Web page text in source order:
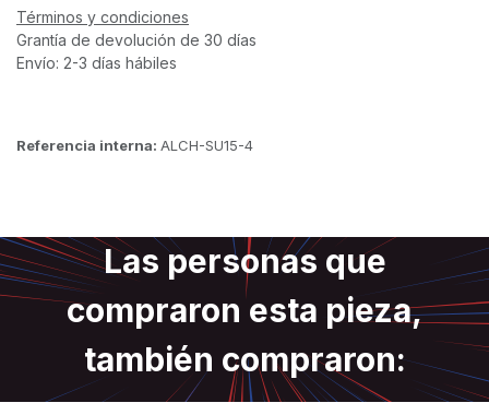
Términos y condiciones
Grantía de devolución de 30 días
Envío: 2-3 días hábiles
Referencia interna: ALCH-SU15-4
Las personas que
compraron esta pieza,
también compraron: